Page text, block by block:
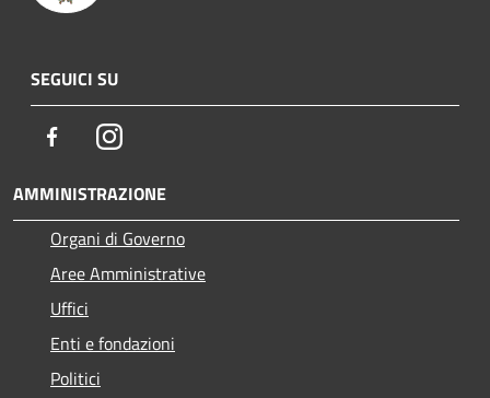
SEGUICI SU
FacebookInstagram
AMMINISTRAZIONE
Organi di Governo
Aree Amministrative
Uffici
Enti e fondazioni
Politici